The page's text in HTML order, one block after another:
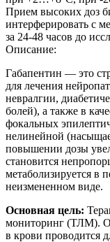
Прием высоких доз
интерферировать с
за 24-48 часов до
Описание:
Габапентин — это
для лечения
невралгии,
болей), а также в
фокальных
нелинейной
повышении дозы
становится
метаболизируется в
неизмененном виде.
Основная цель:
мониторинг (ТЛМ).
в крови проводится